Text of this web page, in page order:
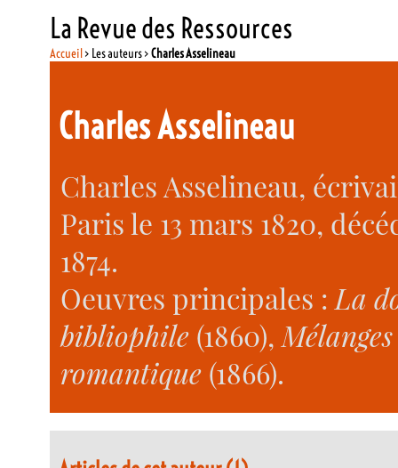
La Revue des Ressources
Accueil> Les auteurs >Charles Asselineau
Charles Asselineau
Charles Asselineau,
Paris le 13 mars 1820,
1874.
Oeuvres principales : La
bibliophile(1860),
romantique(1866).